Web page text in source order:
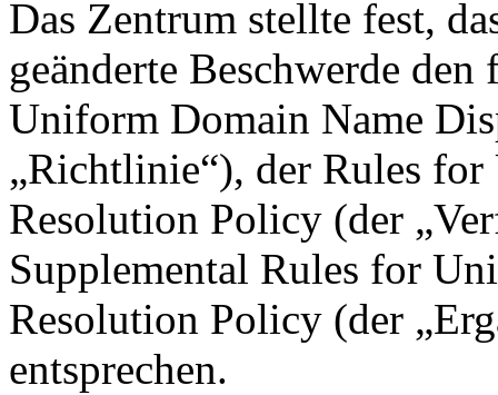
Das Zentrum stellte fest,
geänderte Beschwerde
Uniform Domain Name
„Richtlinie“), der Rules
Resolution Policy (der
Supplemental Rules for
Resolution Policy (der
entsprechen.